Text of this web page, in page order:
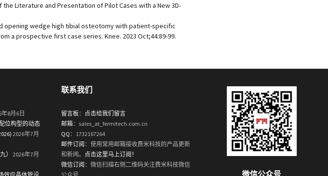
Literature and Presentation of Pilot Cases with a New 3D-
opening wedge high tibial osteotomy with patient-specific
a prospective first case series. Knee. 2023 Oct;44:89-99.
年8月6日
位构型的动态
2026年7月
）
2026年7月
联系我们
留言板 ： 点击给我们留言
邮箱：sales_at_fermitech.com.cn
QQ ：1732167264
邮件订阅 ：使用常用邮箱接收费米科技的产品更新
和新闻。 点击这里马上订阅！
微信订阅 ：微信扫描右侧二维码关注费米科技微信